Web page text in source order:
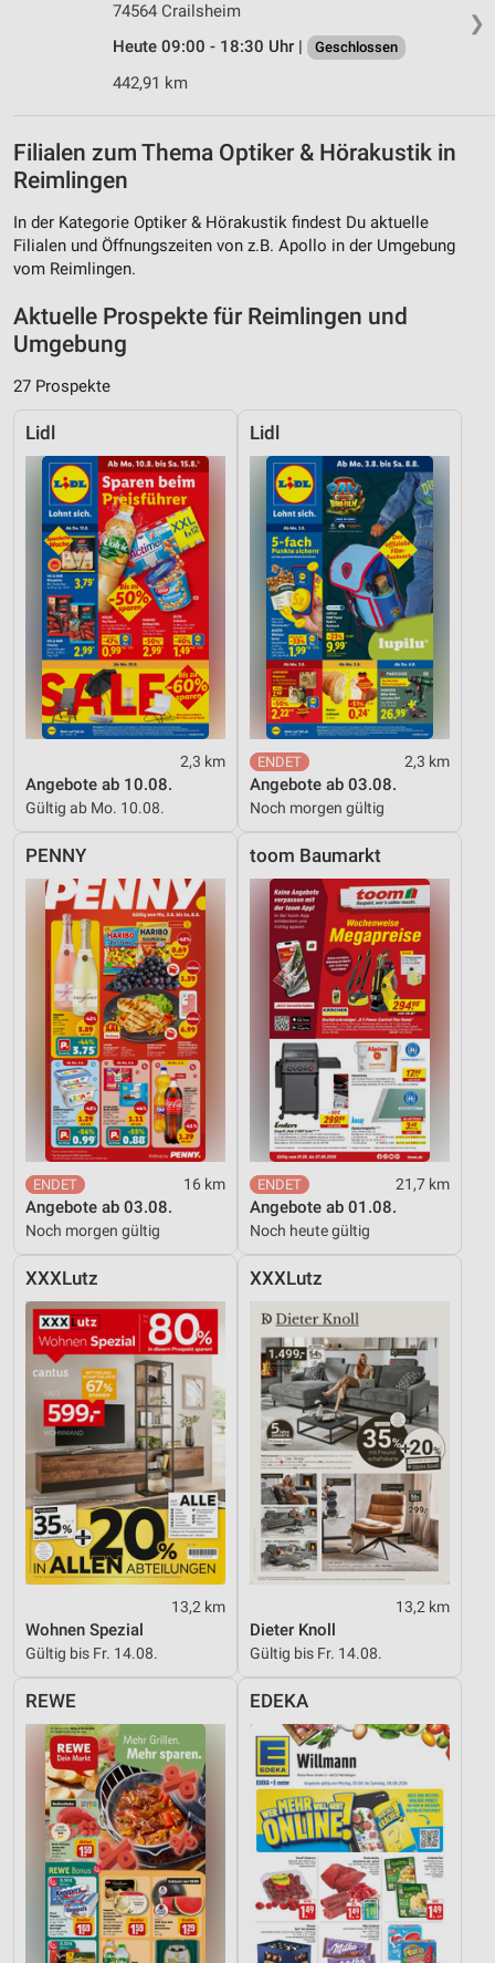
❯
74564 Crailsheim
Heute 09:00 - 18:30 Uhr |
Geschlossen
442,91 km
Filialen zum Thema Optiker & Hörakustik in
Reimlingen
In der Kategorie Optiker & Hörakustik findest Du aktuelle
Filialen und Öffnungszeiten von z.B. Apollo in der Umgebung
vom Reimlingen.
Aktuelle Prospekte für Reimlingen und
Umgebung
27 Prospekte
Lidl
2,3 km
Angebote ab 10.08.
Gültig ab Mo. 10.08.
Lidl
2,3 km
Angebote ab 03.08.
Noch morgen gültig
PENNY
16 km
Angebote ab 03.08.
Noch morgen gültig
toom Baumarkt
21,7 km
Angebote ab 01.08.
Noch heute gültig
XXXLutz
13,2 km
Wohnen Spezial
Gültig bis Fr. 14.08.
XXXLutz
13,2 km
Dieter Knoll
Gültig bis Fr. 14.08.
REWE EDEKA